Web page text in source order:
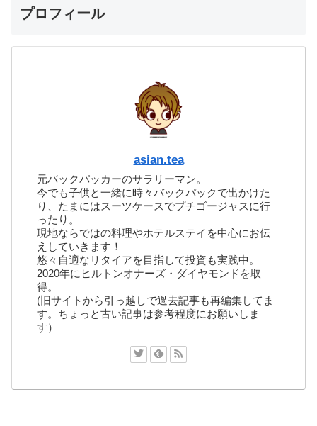
プロフィール
asian.tea
元バックパッカーのサラリーマン。
今でも子供と一緒に時々バックパックで出かけた
り、たまにはスーツケースでプチゴージャスに行
ったり。
現地ならではの料理やホテルステイを中心にお伝
えしていきます！
悠々自適なリタイアを目指して投資も実践中。
2020年にヒルトンオナーズ・ダイヤモンドを取
得。
(旧サイトから引っ越しで過去記事も再編集してま
す。ちょっと古い記事は参考程度にお願いしま
す）